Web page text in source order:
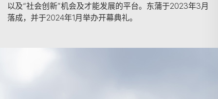
以及“社会创新”机会及才能发展的平台。东蒲于2023年3月
落成，并于2024年1月举办开幕典礼。